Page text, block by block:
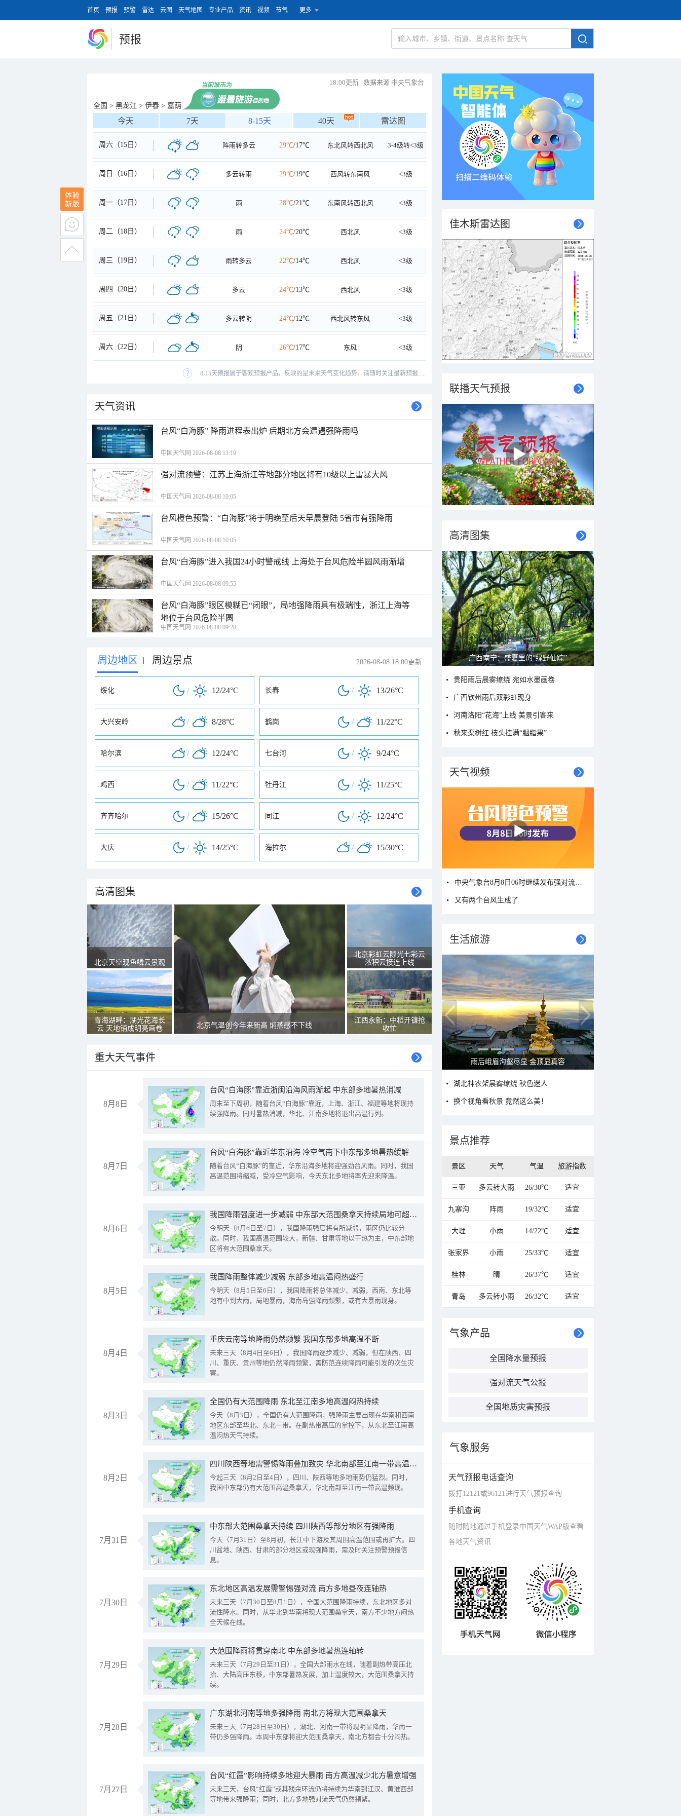
首页 预报 预警 雷达 云图 天气地图 专业产品 资讯 视频 节气 更多
预报
18:00更新 | 数据来源 中央气象台
全国 > 黑龙江 > 伊春 > 嘉荫
今天 7天 8-15天 40天 雷达图
周六（15日） 阵雨转多云 29℃/17℃ 东北风转西北风 3-4级转<3级
周日（16日） 多云转雨 29℃/19℃ 西风转东南风 <3级
周一（17日） 雨 28℃/21℃ 东南风转西北风 <3级
周二（18日） 雨 24℃/20℃ 西北风 <3级
周三（19日） 雨转多云 22℃/14℃ 西北风 <3级
周四（20日） 多云 24℃/13℃ 西北风 <3级
周五（21日） 多云转阴 24℃/12℃ 西北风转东风 <3级
周六（22日） 阴 26℃/17℃ 东风 <3级
8-15天预报属于客观预报产品，反映的是未来天气变化趋势、请随时关注最新预报.....
天气资讯
台风“白海豚” 降雨进程表出炉 后期北方会遭遇强降雨吗
中国天气网 2026-08-08 13:19
强对流预警：江苏上海浙江等地部分地区将有10级以上雷暴大风
中国天气网 2026-08-08 10:05
台风橙色预警：“白海豚”将于明晚至后天早晨登陆 5省市有强降雨
中国天气网 2026-08-08 10:05
台风“白海豚”进入我国24小时警戒线 上海处于台风危险半圆风雨渐增
中国天气网 2026-08-08 09:55
台风“白海豚”眼区模糊已“闭眼”，局地强降雨具有极端性，浙江上海等
地位于台风危险半圆
中国天气网 2026-08-08 09:28
周边地区 | 周边景点 2026-08-08 18:00更新
绥化 / 12/24°C 长春 / 13/26°C
大兴安岭 / 8/28°C 鹤岗 / 11/22°C
哈尔滨 / 12/24°C 七台河 / 9/24°C
鸡西 / 11/22°C 牡丹江 / 11/25°C
齐齐哈尔 / 15/26°C 同江 / 12/24°C
大庆 / 14/25°C 海拉尔 / 15/30°C
高清图集
北京天空现鱼鳞云景观
青海湖畔：湖光花海长
云 天地铺成明亮画卷
北京气温创今年来新高 焖蒸感不下线
北京彩虹云隙光七彩云
浓积云接连上线
江西永新：中稻开镰抢
收忙
重大天气事件
8月8日
台风“白海豚”靠近浙闽沿海风雨渐起 中东部多地暑热消减
周末至下周初，随着台风“白海豚”靠近，上海、浙江、福建等地将现持
续强降雨。同时暑热消减，华北、江南多地将退出高温行列。
8月7日
台风“白海豚”靠近华东沿海 冷空气南下中东部多地暑热缓解
随着台风“白海豚”的靠近，华东沿海多地将迎强劲台风雨。同时，我国
高温范围将缩减，受冷空气影响，今天东北多地将率先迎来降温。
8月6日
我国降雨强度进一步减弱 中东部大范围桑拿天持续局地可超38℃
今明天（8月6日至7日），我国降雨强度将有所减弱，雨区仍比较分
散。同时，我国高温范围较大，新疆、甘肃等地以干热为主，中东部地
区将有大范围桑拿天。
8月5日
我国降雨整体减少减弱 东部多地高温闷热盛行
今明天（8月5日至6日），我国降雨将总体减少、减弱，西南、东北等
地有中到大雨，局地暴雨，海南岛强降雨频繁，或有大暴雨现身。
8月4日
重庆云南等地降雨仍然频繁 我国东部多地高温不断
未来三天（8月4日至6日），我国降雨逐步减少、减弱，但在陕西、四
川、重庆、贵州等地仍然降雨频繁，需防范连续降雨可能引发的次生灾
害。
8月3日
全国仍有大范围降雨 东北至江南多地高温闷热持续
今天（8月3日），全国仍有大范围降雨，强降雨主要出现在华南和西南
地区东部至华北、东北一带。在副热带高压的掌控下，从东北至江南高
温闷热天气持续。
8月2日
四川陕西等地需警惕降雨叠加致灾 华北南部至江南一带高温频现
今起三天（8月2日至4日），四川、陕西等地多地雨势仍猛烈。同时，
我国中东部仍有大范围高温桑拿天，华北南部至江南一带高温频现。
7月31日
中东部大范围桑拿天持续 四川陕西等部分地区有强降雨
今天（7月31日）至8月初，长江中下游及其周围高温范围或再扩大。四
川盆地、陕西、甘肃的部分地区或现强降雨，需及时关注预警预报信
息。
7月30日
东北地区高温发展需警惕强对流 南方多地昼夜连轴热
未来三天（7月30日至8月1日），全国大范围降雨持续，东北地区多对
流性降水。同时，从华北到华南将现大范围桑拿天，南方不少地方闷热
全天候在线。
7月29日
大范围降雨将贯穿南北 中东部多地暑热连轴转
未来三天（7月29日至31日），全国大部雨水在线，随着副热带高压北
抬、大陆高压东移，中东部暑热发展，加上湿度较大，大范围桑拿天持
续。
7月28日
广东湖北河南等地多强降雨 南北方将现大范围桑拿天
未来三天（7月28日至30日），湖北、河南一带将现明显降雨，华南一
带仍多强降雨。本周中东部将迎大范围桑拿天，南北方都会十分闷热。
7月27日
台风“红霞”影响持续多地迎大暴雨 南方高温减少北方暑意增强
未来三天，台风“红霞”或其残余环流仍将持续为华南到江汉、黄淮西部
等地带来强降雨；同时，北方多地强对流天气仍然频繁。
佳木斯雷达图
联播天气预报
高清图集
广西南宁：盛夏里的“绿野仙踪”
贵阳雨后晨雾缭绕 宛如水墨画卷
广西钦州雨后双彩虹现身
河南洛阳“花海”上线 美景引客来
秋来栾树红 枝头挂满“胭脂果”
天气视频
又有两个台风生成了
生活旅游
雨后峨眉沟壑尽显 金顶显真容
湖北神农架晨雾缭绕 秋色迷人
换个视角看秋景 竟然这么美！
景点推荐
景区 天气 气温 旅游指数
三亚 多云转大雨 26/30℃ 适宜
九寨沟 阵雨 19/32℃ 适宜
大理 小雨 14/22℃ 适宜
张家界 小雨 25/33℃ 适宜
桂林 晴 26/37℃ 适宜
青岛 多云转小雨 26/32℃ 适宜
气象产品
全国降水量预报
强对流天气公报
全国地质灾害预报
气象服务
天气预报电话查询
拨打12121或96121进行天气预报查询
手机查询
随时随地通过手机登录中国天气WAP版查看
各地天气资讯